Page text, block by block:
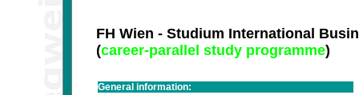
FH Wien - Studium International
(career-parallel study programme)
General information: